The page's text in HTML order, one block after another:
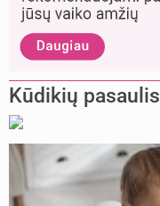
Kūdikių pasaulis